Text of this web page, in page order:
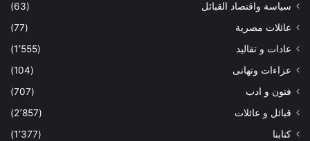
سياسة واقتصاد القبائل
(63)
عائلات مصرية
(77)
عادات و تقاليد
(1٬555)
عزاءات وتهانى
(104)
فنون و ادب
(707)
قبائل و عائلات
(2٬857)
كتابنا
(1٬377)